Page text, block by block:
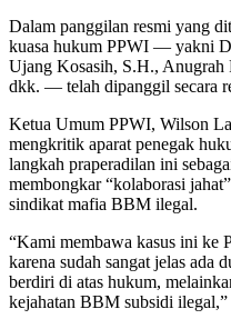
Dalam panggilan resmi yang
kuasa hukum PPWI — yakni
Ujang Kosasih, S.H., Anugrah
dkk. — telah dipanggil secara
Ketua Umum PPWI, Wilson
mengkritik aparat penegak
langkah praperadilan ini
membongkar “kolaborasi
sindikat mafia BBM ilegal.
“Kami membawa kasus ini ke
karena sudah sangat jelas ada
berdiri di atas hukum,
kejahatan BBM subsidi